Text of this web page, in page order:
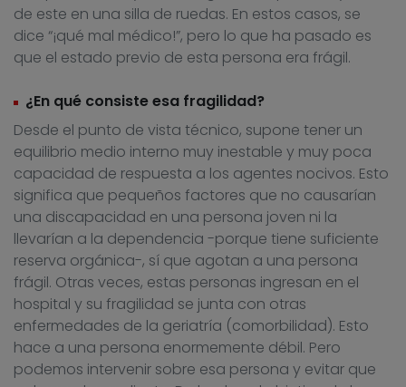
de este en una silla de ruedas. En estos casos, se
dice “¡qué mal médico!”, pero lo que ha pasado es
que el estado previo de esta persona era frágil.
¿En qué consiste esa fragilidad?
Desde el punto de vista técnico, supone tener un
equilibrio medio interno muy inestable y muy poca
capacidad de respuesta a los agentes nocivos. Esto
significa que pequeños factores que no causarían
una discapacidad en una persona joven ni la
llevarían a la dependencia -porque tiene suficiente
reserva orgánica-, sí que agotan a una persona
frágil. Otras veces, estas personas ingresan en el
hospital y su fragilidad se junta con otras
enfermedades de la geriatría (comorbilidad). Esto
hace a una persona enormemente débil. Pero
podemos intervenir sobre esa persona y evitar que